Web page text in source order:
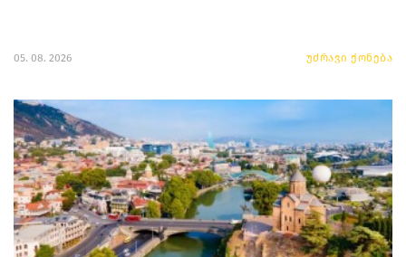
05. 08. 2026 უძრავი ქონება